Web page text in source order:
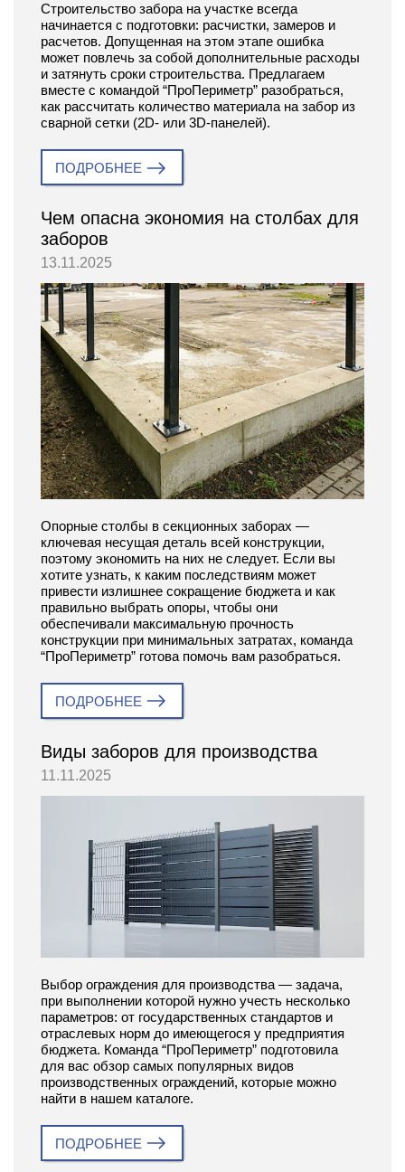
Строительство забора на участке всегда
начинается с подготовки: расчистки, замеров и
расчетов. Допущенная на этом этапе ошибка
может повлечь за собой дополнительные расходы
и затянуть сроки строительства. Предлагаем
вместе с командой “ПроПериметр” разобраться,
как рассчитать количество материала на забор из
сварной сетки (2D- или 3D-панелей).
ПОДРОБНЕЕ
Чем опасна экономия на столбах для
заборов
13.11.2025
Опорные столбы в секционных заборах —
ключевая несущая деталь всей конструкции,
поэтому экономить на них не следует. Если вы
хотите узнать, к каким последствиям может
привести излишнее сокращение бюджета и как
правильно выбрать опоры, чтобы они
обеспечивали максимальную прочность
конструкции при минимальных затратах, команда
“ПроПериметр” готова помочь вам разобраться.
ПОДРОБНЕЕ
Виды заборов для производства
11.11.2025
Выбор ограждения для производства — задача,
при выполнении которой нужно учесть несколько
параметров: от государственных стандартов и
отраслевых норм до имеющегося у предприятия
бюджета. Команда “ПроПериметр” подготовила
для вас обзор самых популярных видов
производственных ограждений, которые можно
найти в нашем каталоге.
ПОДРОБНЕЕ